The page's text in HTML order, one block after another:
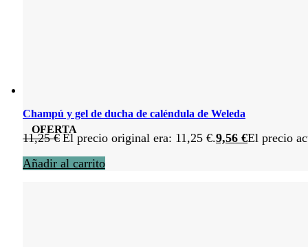
OFERTA
Champú y gel de ducha de caléndula de Weleda
11,25€ El precio original era: 11,25 €.9,56 €El precio
Añadir al carrito